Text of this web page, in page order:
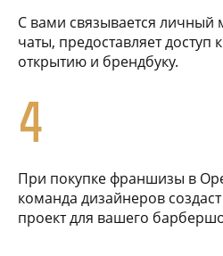
С вами связывается личный
чаты, предоставляет доступ
открытию и брендбуку.
4
При покупке франшизы в
команда дизайнеров
проект для вашего